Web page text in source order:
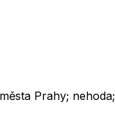
Prahy; nehoda;